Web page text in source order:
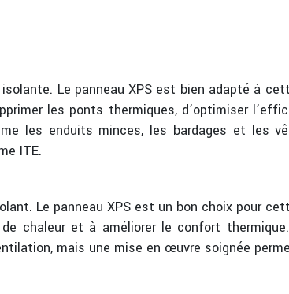
Le panneau XPS est bien adapté à
les ponts thermiques, d’optimiser
les enduits minces, les bardages et les
ITE.
Le panneau XPS est un bon choix pour
chaleur et à améliorer le confort thermique.
mais une mise en œuvre soignée